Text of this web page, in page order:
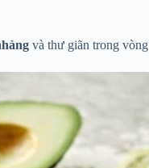
và thư giãn trong vòng